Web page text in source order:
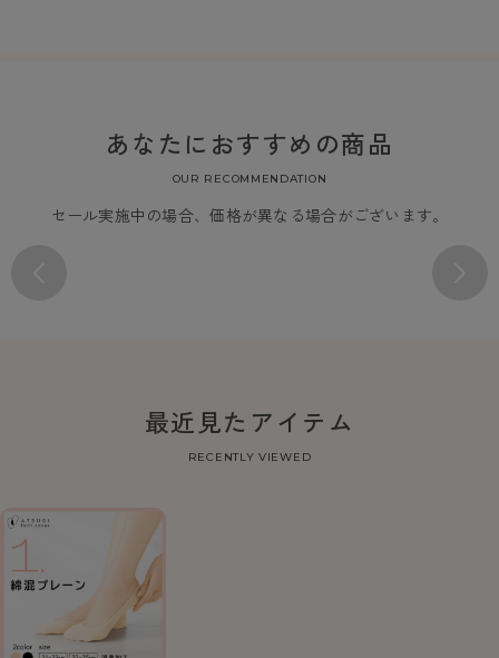
あなたにおすすめの商品
OUR RECOMMENDATION
セール実施中の場合、価格が異なる場合がございます。
最近見たアイテム
RECENTLY VIEWED